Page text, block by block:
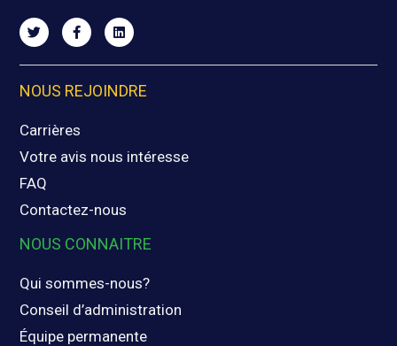
NOUS REJOINDRE
Carrières
Votre avis nous intéresse
FAQ
Contactez-nous
NOUS CONNAITRE
Qui sommes-nous?
Conseil d’administration
Équipe permanente